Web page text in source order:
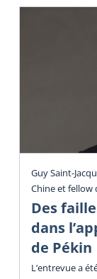
Guy Saint-
Chine et fellow
Des
dans
de Pékin
L’entrevue a